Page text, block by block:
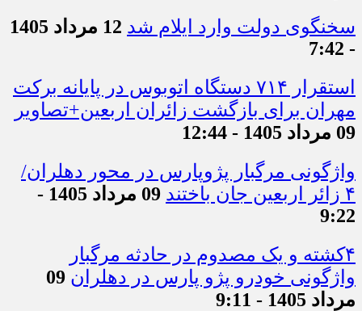
سخنگوی دولت وارد ایلام شد
12 مرداد 1405
- 7:42
استقرار ۷۱۴ دستگاه اتوبوس در پایانه برکت
مهران برای بازگشت زائران اربعین+تصاویر
09 مرداد 1405 - 12:44
واژگونی مرگبار پژوپارس در محور دهلران/
۴ زائر اربعین جان باختند
09 مرداد 1405 -
9:22
۴کشته و یک مصدوم در حادثه مرگبار
واژگونی خودرو پژو پارس در دهلران 09
مرداد 1405 - 9:11